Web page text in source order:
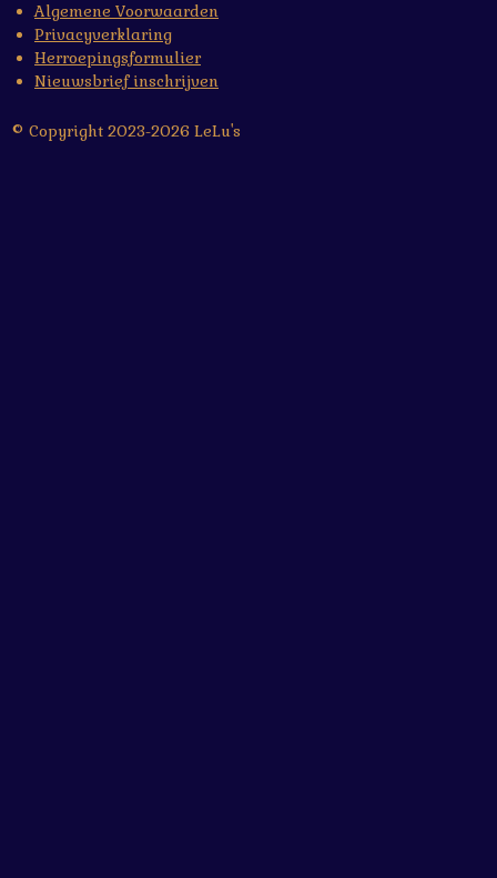
Algemene Voorwaarden
Privacyverklaring
Herroepingsformulier
Nieuwsbrief inschrijven
© Copyright 2023-2026 LeLu's